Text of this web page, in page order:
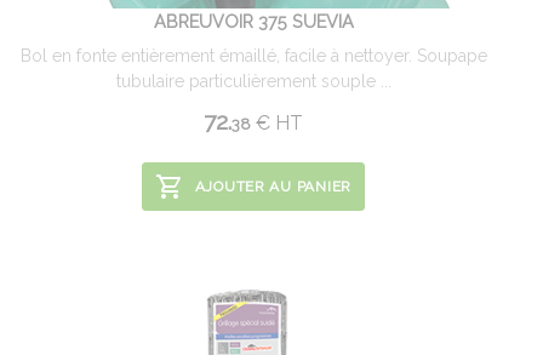
ABREUVOIR 375 SUEVIA
Bol en fonte entièrement émaillé, facile à nettoyer. Soupape
tubulaire particulièrement souple ...
72.38 € HT
AJOUTER AU PANIER